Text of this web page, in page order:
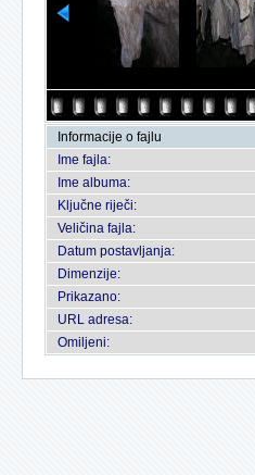
Informacije o fajlu
Ime fajla:
Ime albuma:
Ključne riječi:
Veličina fajla:
Datum postavljanja:
Dimenzije:
Prikazano:
URL adresa:
Omiljeni: